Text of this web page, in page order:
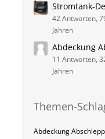
Stromtank-
42 Antworten,
Jahren
Abdeckung
11 Antworten,
Jahren
Themen-
Abdeckung